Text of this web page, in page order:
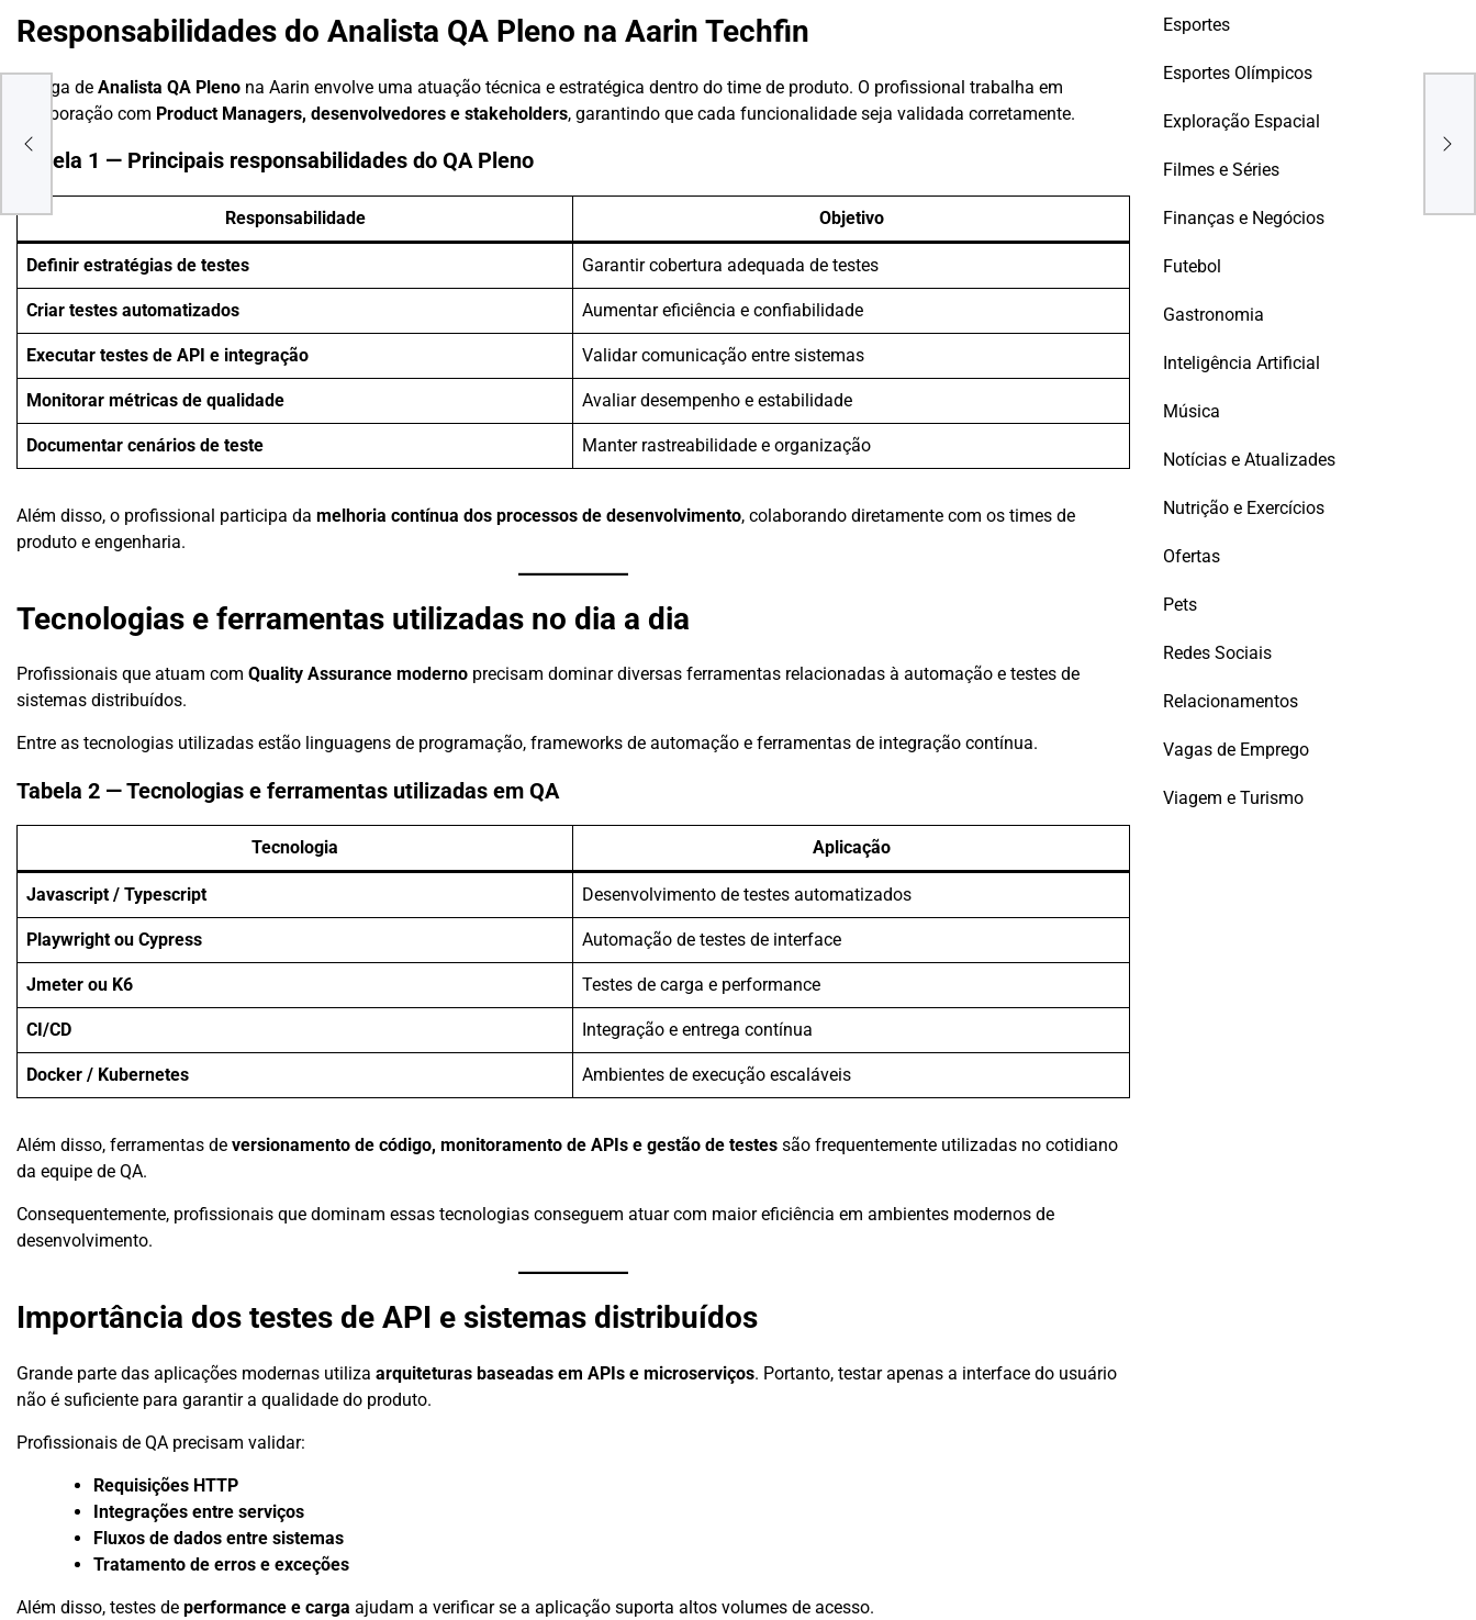
Responsabilidades do Analista QA Pleno na Aarin Techfin
A vaga de Analista QA Pleno na Aarin envolve uma atuação técnica e estratégica dentro do time de produto. O profissional trabalha em
colaboração com Product Managers, desenvolvedores e stakeholders, garantindo que cada funcionalidade seja validada corretamente.
Tabela 1 — Principais responsabilidades do QA Pleno
Responsabilidade Objetivo
Definir estratégias de testes Garantir cobertura adequada de testes
Criar testes automatizados Aumentar eficiência e confiabilidade
Executar testes de API e integração Validar comunicação entre sistemas
Monitorar métricas de qualidade Avaliar desempenho e estabilidade
Documentar cenários de teste Manter rastreabilidade e organização
Além disso, o profissional participa da melhoria contínua dos processos de desenvolvimento, colaborando diretamente com os times de
produto e engenharia.
Tecnologias e ferramentas utilizadas no dia a dia
Profissionais que atuam com Quality Assurance moderno precisam dominar diversas ferramentas relacionadas à automação e testes de
sistemas distribuídos.
Entre as tecnologias utilizadas estão linguagens de programação, frameworks de automação e ferramentas de integração contínua.
Tabela 2 — Tecnologias e ferramentas utilizadas em QA
Tecnologia Aplicação
Javascript / Typescript Desenvolvimento de testes automatizados
Playwright ou Cypress Automação de testes de interface
Jmeter ou K6 Testes de carga e performance
CI/CD Integração e entrega contínua
Docker / Kubernetes Ambientes de execução escaláveis
Além disso, ferramentas de versionamento de código, monitoramento de APIs e gestão de testes são frequentemente utilizadas no cotidiano
da equipe de QA.
Consequentemente, profissionais que dominam essas tecnologias conseguem atuar com maior eficiência em ambientes modernos de
desenvolvimento.
Importância dos testes de API e sistemas distribuídos
Grande parte das aplicações modernas utiliza arquiteturas baseadas em APIs e microserviços. Portanto, testar apenas a interface do usuário
não é suficiente para garantir a qualidade do produto.
Profissionais de QA precisam validar:
Requisições HTTP
Integrações entre serviços
Fluxos de dados entre sistemas
Tratamento de erros e exceções
Além disso, testes de performance e carga ajudam a verificar se a aplicação suporta altos volumes de acesso.
Esportes
Esportes Olímpicos
Exploração Espacial
Filmes e Séries
Finanças e Negócios
Futebol
Gastronomia
Inteligência Artificial
Música
Notícias e Atualizades
Nutrição e Exercícios
Ofertas
Pets
Redes Sociais
Relacionamentos
Vagas de Emprego
Viagem e Turismo